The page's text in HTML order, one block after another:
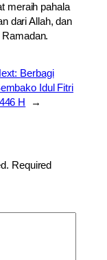
meraih pahala
dari Allah, dan
Berbagi
Idul Fitri
H
→
Required